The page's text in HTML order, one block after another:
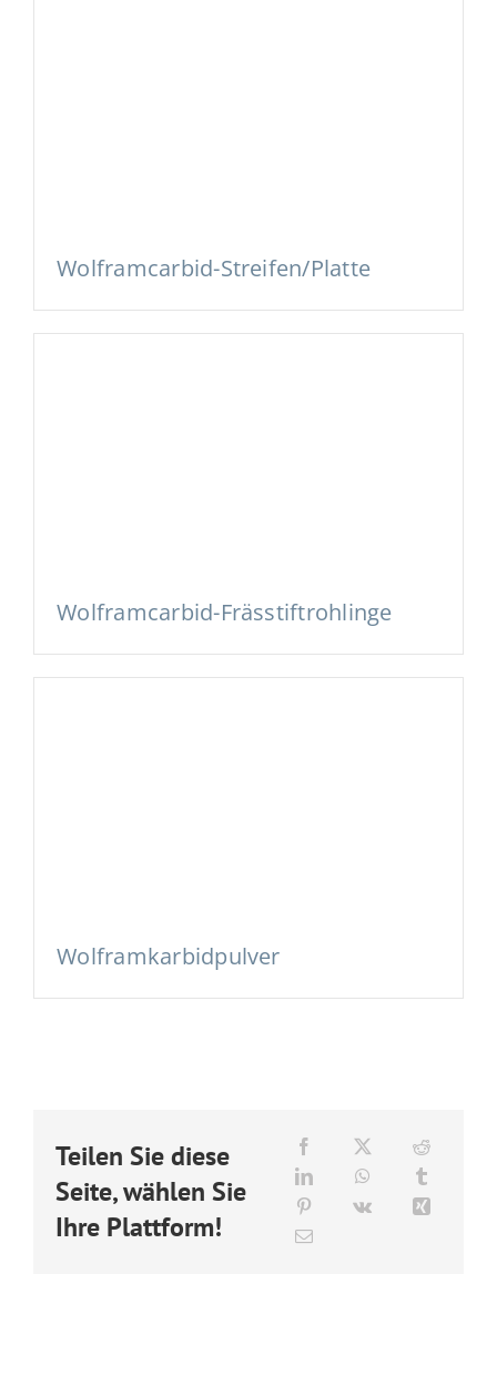
Wolframcarbid-Streifen/Platte
Wolframcarbid-Frässtiftrohlinge
Wolframkarbidpulver
Teilen Sie diese
Seite, wählen Sie
Ihre Plattform!